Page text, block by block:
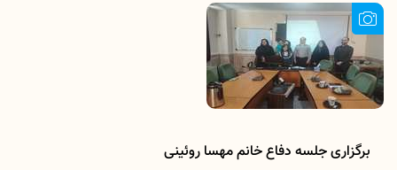
برگزاری جلسه دفاع خانم مهسا روئینی